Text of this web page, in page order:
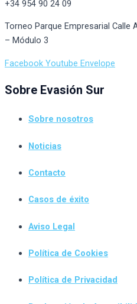
+34 954 90 24 09
Torneo Parque Empresarial
– Módulo 3
Facebook Youtube Envelope
Sobre Evasión Sur
Sobre nosotros
Noticias
Contacto
Casos de éxito
Aviso Legal
Política de Cookies
Política de Privacidad